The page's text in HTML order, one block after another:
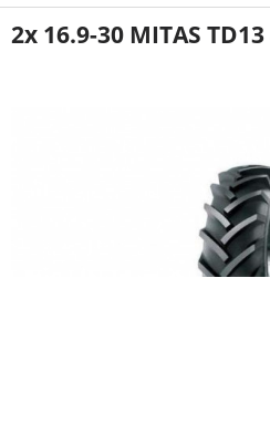
2x 16.9-30 MITAS TD13